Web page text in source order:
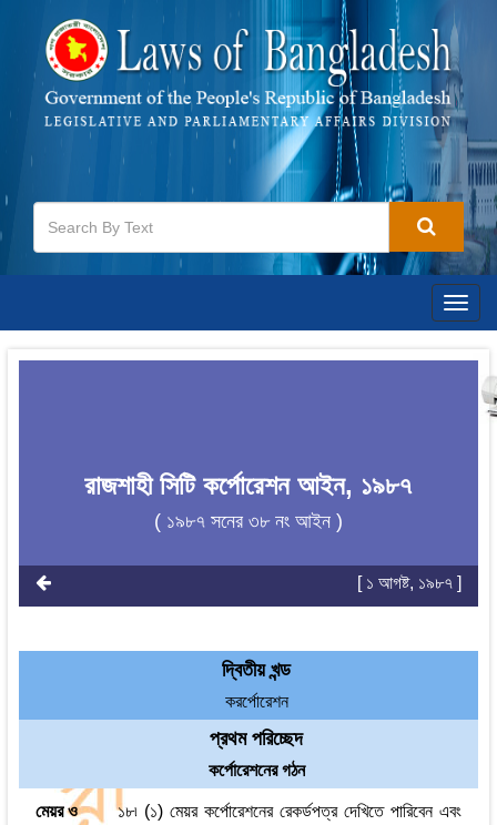
রাজশাহী সিটি কর্পোরেশন আইন, ১৯৮৭
( ১৯৮৭ সনের ৩৮ নং আইন )
[ ১ আগষ্ট, ১৯৮৭ ]
দ্বিতীয় খন্ড
করর্পোরেশন
প্রথম পরিচ্ছেদ
কর্পোরেশনের গঠন
মেয়র ও
১৮৷ (১) মেয়র কর্পোরেশনের রেকর্ডপত্র দেখিতে পারিবেন এবং